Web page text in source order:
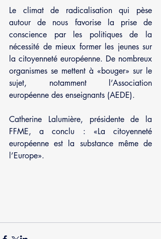
Le climat de radicalisation qui pèse
autour de nous favorise la prise de
conscience par les politiques de la
nécessité de mieux former les jeunes sur
la citoyenneté européenne. De nombreux
organismes se mettent à «bouger» sur le
sujet, notamment l’Association
européenne des enseignants (AEDE).
Catherine Lalumière, présidente de la
FFME, a conclu : «La citoyenneté
européenne est la substance même de
l’Europe».